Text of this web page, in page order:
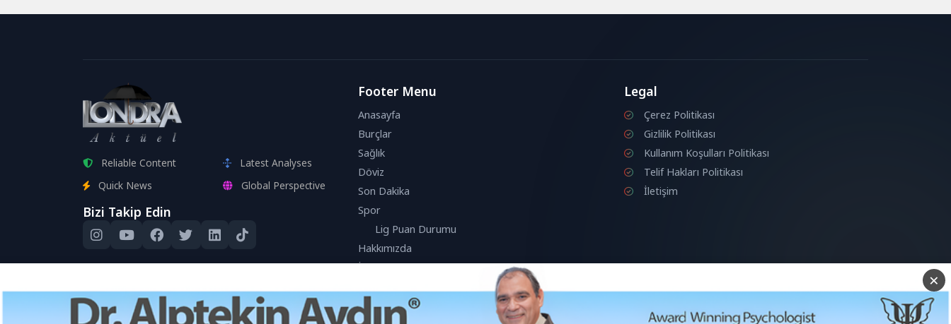
Reliable Content
Latest Analyses
Quick News
Global Perspective
Bizi Takip Edin
Footer Menu
Anasayfa
Burçlar
Sağlık
Döviz
Son Dakika
Spor
Lig Puan Durumu
Hakkımızda
İletişim
Legal
Çerez Politikası
Gizlilik Politikası
Kullanım Koşulları Politikası
Telif Hakları Politikası
İletişim